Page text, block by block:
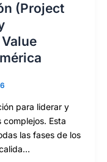
(Project
para liderar y
Esta
las fases de los